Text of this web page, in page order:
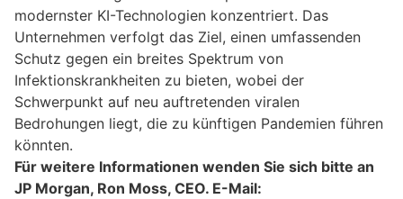
modernster KI-Technologien konzentriert. Das
Unternehmen verfolgt das Ziel, einen umfassenden
Schutz gegen ein breites Spektrum von
Infektionskrankheiten zu bieten, wobei der
Schwerpunkt auf neu auftretenden viralen
Bedrohungen liegt, die zu künftigen Pandemien führen
könnten.
Für weitere Informationen wenden Sie sich bitte an
JP Morgan, Ron Moss, CEO. E-Mail: